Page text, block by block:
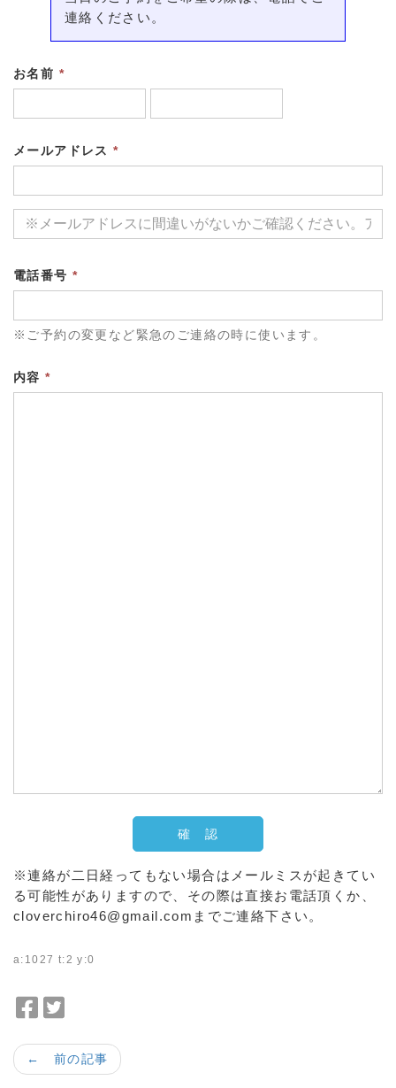
連絡ください。
お名前 *
メールアドレス*
電話番号 *
※ご予約の変更など緊急のご連絡の時に使います。
内容*
※連絡が二日経ってもない場合はメールミスが起きてい
る可能性がありますので、その際は直接お電話頂くか、
cloverchiro46@gmail.comまでご連絡下さい。
a:1027 t:2 y:0
c
e
i
t
← 前の記事